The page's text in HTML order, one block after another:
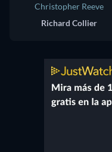
Christopher Reeve
Richard Collier